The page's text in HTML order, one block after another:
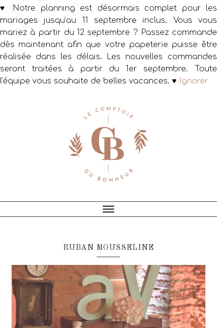
♥ Notre planning est désormais complet pour les
mariages jusqu’au 11 septembre inclus. Vous vous
mariez à partir du 12 septembre ? Passez commande
dès maintenant afin que votre papeterie puisse être
réalisée dans les délais. Les nouvelles commandes
seront traitées à partir du 1er septembre. Toute
l’équipe vous souhaite de belles vacances. ♥
Ignorer
RUBAN MOUSSELINE